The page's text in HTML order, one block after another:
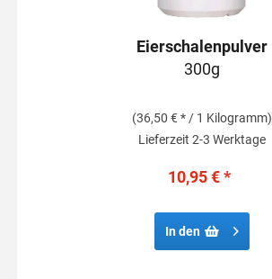
Eierschalenpulver
300g
(36,50 € * / 1 Kilogramm)
Lieferzeit 2-3 Werktage
10,95 € *
In den